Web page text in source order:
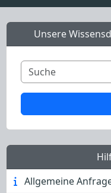
Unsere
Allgemeine